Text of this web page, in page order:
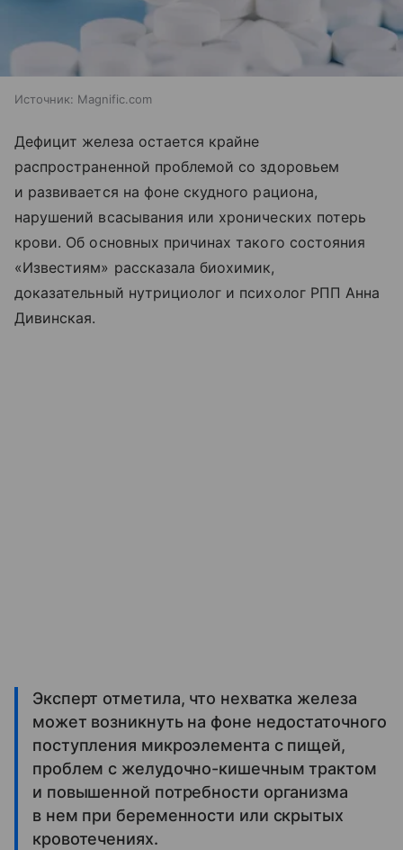
Источник: Magnific.com
Дефицит железа остается крайне
распространенной проблемой со здоровьем
и развивается на фоне скудного рациона,
нарушений всасывания или хронических потерь
крови. Об основных причинах такого состояния
«Известиям» рассказала биохимик,
доказательный нутрициолог и психолог РПП Анна
Дивинская.
Эксперт отметила, что нехватка железа
может возникнуть на фоне недостаточного
поступления микроэлемента с пищей,
проблем с желудочно-кишечным трактом
и повышенной потребности организма
в нем при беременности или скрытых
кровотечениях.